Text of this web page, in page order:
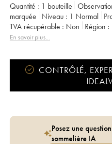
Quantité : 1 bouteille
marquée
Niveau : 1 Normal
TVA récupérable :
non Région :
Appellation :
En savoir plus...
CONTRÔLÉ,
Posez une
sommelière IA